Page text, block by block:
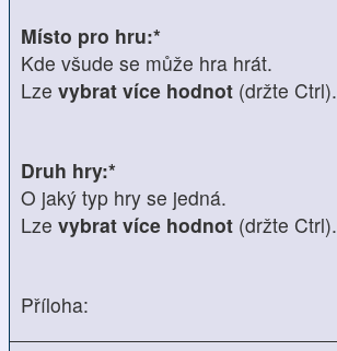
Místo pro hru:*
Kde všude se může hra hrát.
Lze vybrat více hodnot (držte Ctrl).
Druh hry:*
O jaký typ hry se jedná.
Lze vybrat více hodnot (držte Ctrl).
Příloha: